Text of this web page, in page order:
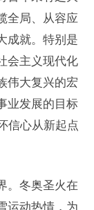
全局、从容应
成就。特别是
会主义现代化
伟大复兴的宏
业发展的目标
信心从新起点
。冬奥圣火在
运动热情，为